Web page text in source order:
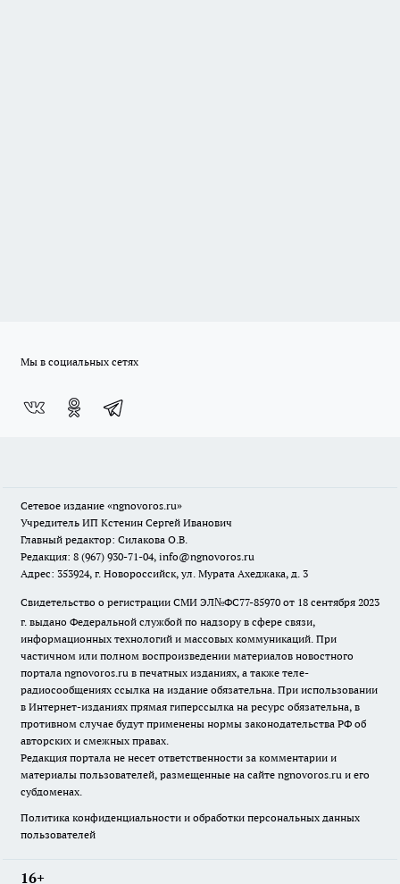
Мы в социальных сетях
Сетевое издание «ngnovoros.ru»
Учредитель ИП Кстенин Сергей Иванович
Главный редактор: Силакова О.В.
Редакция: 8 (967) 930-71-04, info@ngnovoros.ru
Адрес: 353924, г. Новороссийск, ул. Мурата Ахеджака, д. 3
Свидетельство о регистрации СМИ ЭЛ№ФС77-85970 от 18 сентября 2023
г. выдано Федеральной службой по надзору в сфере связи,
информационных технологий и массовых коммуникаций. При
частичном или полном воспроизведении материалов новостного
портала ngnovoros.ru в печатных изданиях, а также теле-
радиосообщениях ссылка на издание обязательна. При использовании
в Интернет-изданиях прямая гиперссылка на ресурс обязательна, в
противном случае будут применены нормы законодательства РФ об
авторских и смежных правах.
Редакция портала не несет ответственности за комментарии и
материалы пользователей, размещенные на сайте ngnovoros.ru и его
субдоменах.
Политика конфиденциальности и обработки персональных данных
пользователей
16+